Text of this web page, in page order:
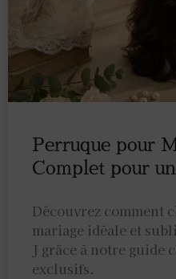
Perruque pour
Complet pour
Découvrez comment
mariage idéale et
J grâce à notre guide
exclusifs.